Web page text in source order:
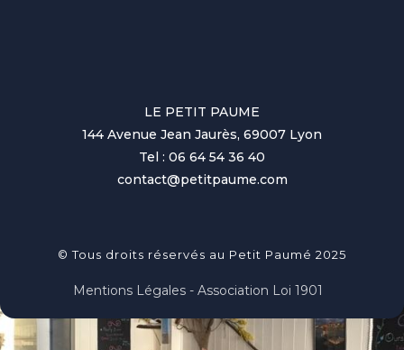
LE PETIT PAUME
144 Avenue Jean Jaurès, 69007 Lyon
Tel : 06 64 54 36 40
contact@petitpaume.com
© Tous droits réservés au Petit Paumé 2025
Mentions Légales - Association Loi 1901